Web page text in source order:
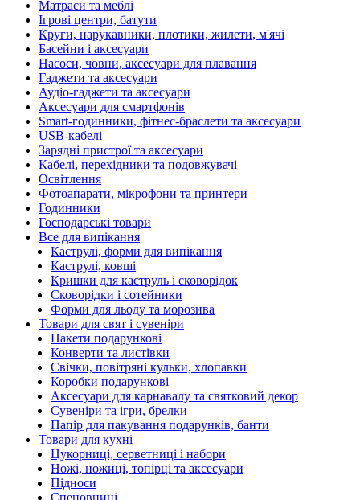
Матраси та меблі
Ігрові центри, батути
Круги, нарукавники, плотики, жилети, м'ячі
Басейни і аксесуари
Насоси, човни, аксесуари для плавання
Гаджети та аксесуари
Аудіо-гаджети та аксесуари
Аксесуари для смартфонів
Smart-годинники, фітнес-браслети та аксесуари
USB-кабелі
Зарядні пристрої та аксесуари
Кабелі, перехідники та подовжувачі
Освітлення
Фотоапарати, мікрофони та принтери
Годинники
Господарські товари
Все для випікання
Каструлі, форми для випікання
Каструлі, ковші
Кришки для каструль і сковорідок
Сковорідки і сотейники
Форми для льоду та морозива
Товари для свят і сувеніри
Пакети подарункові
Конверти та листівки
Свічки, повітряні кульки, хлопавки
Коробки подарункові
Аксесуари для карнавалу та святковий декор
Сувеніри та ігри, брелки
Папір для пакування подарунків, банти
Товари для кухні
Цукорниці, серветниці і набори
Ножі, ножиці, топірці та аксесуари
Підноси
Спецовниці